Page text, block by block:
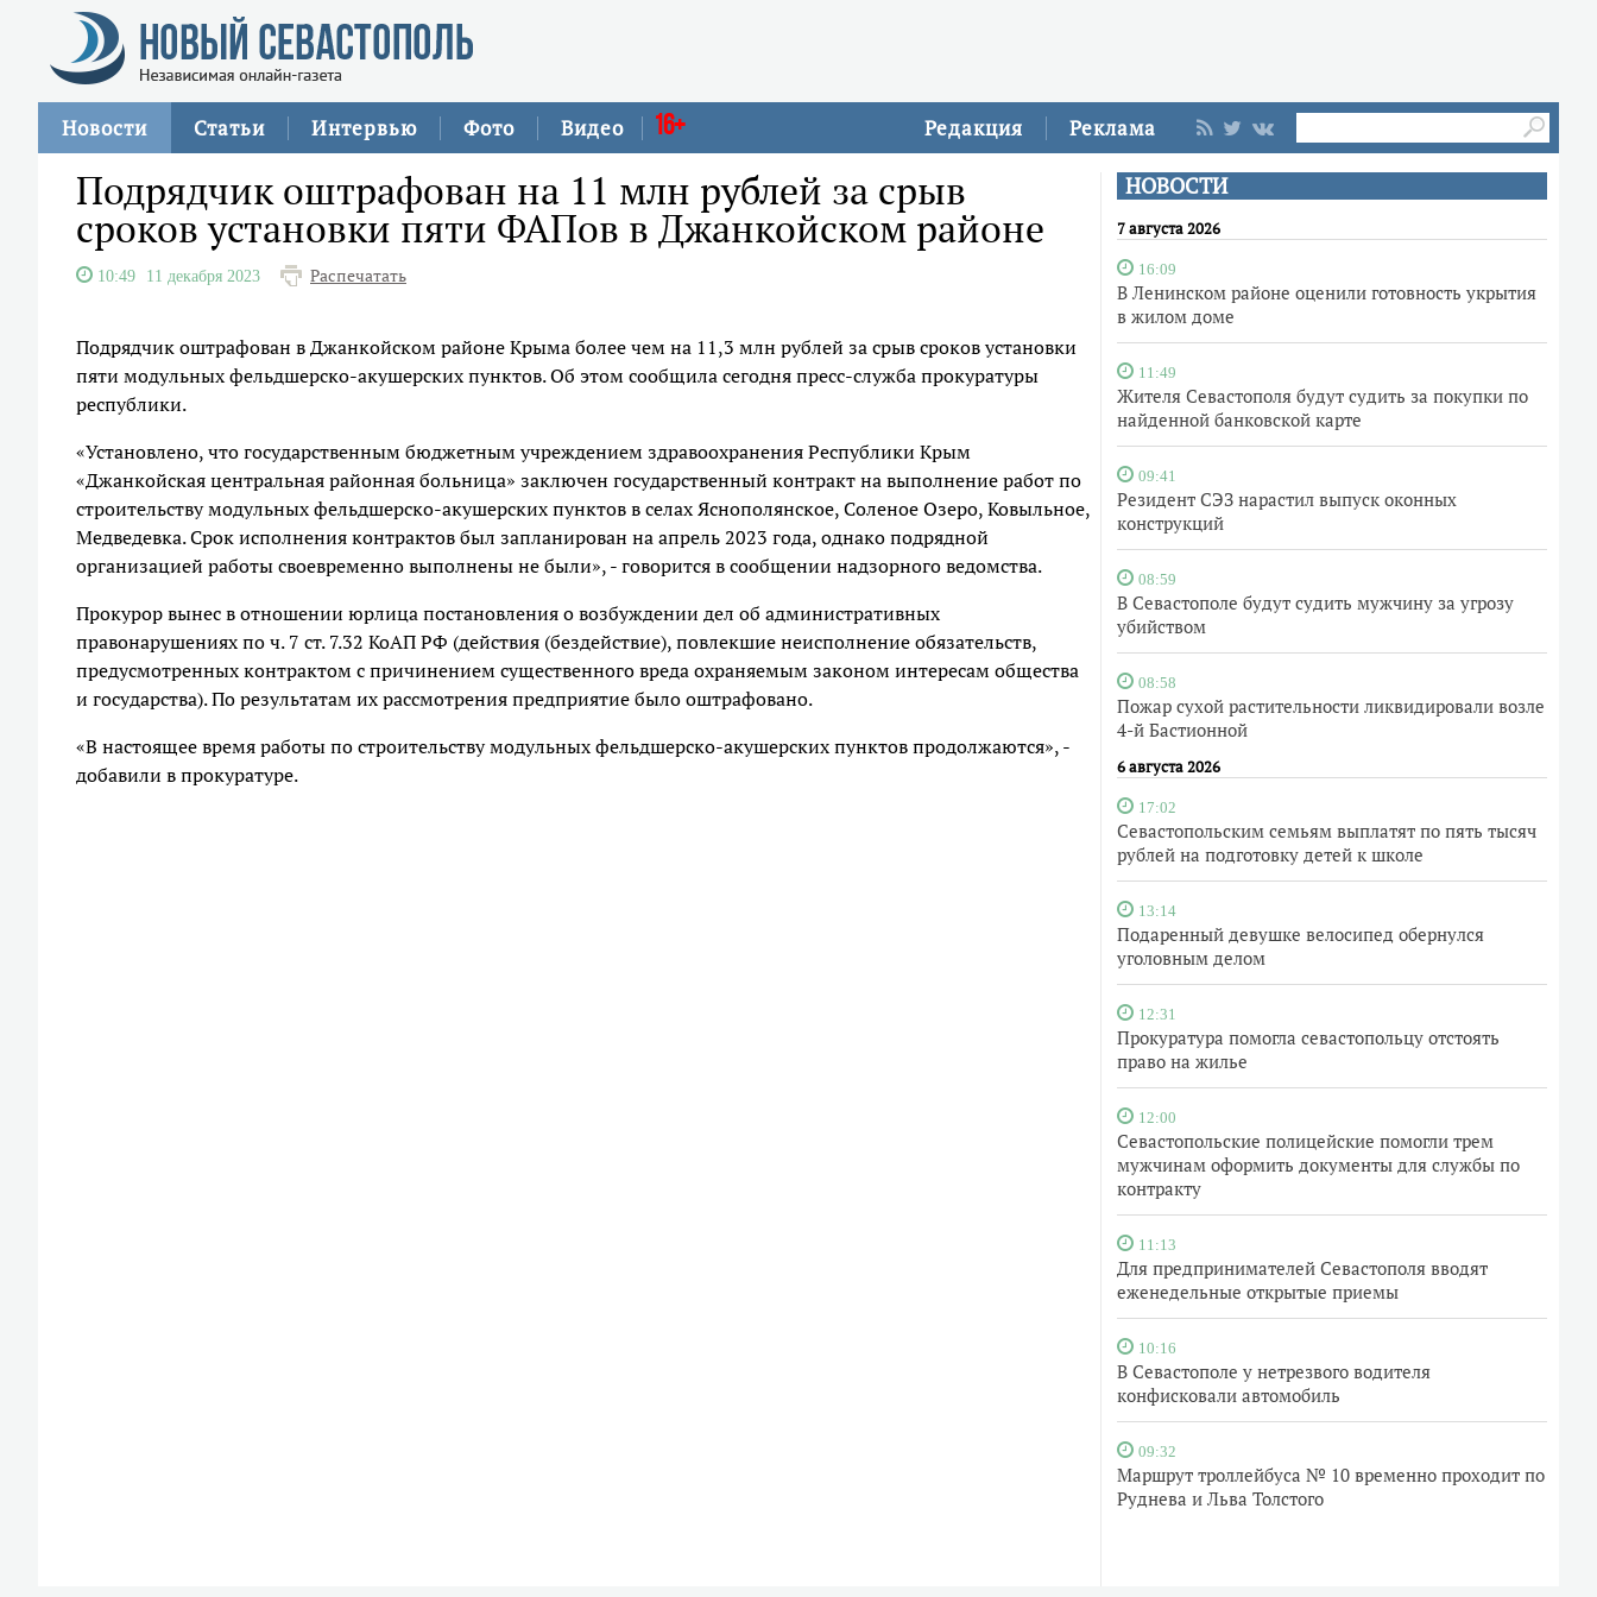
Редакция Реклама
Новости Статьи Интервью Фото Видео 16+
НОВОСТИ
7 августа 2026
16:09
В Ленинском районе оценили готовность укрытия
в жилом доме
11:49
Жителя Севастополя будут судить за покупки по
найденной банковской карте
09:41
Резидент СЭЗ нарастил выпуск оконных
конструкций
08:59
В Севастополе будут судить мужчину за угрозу
убийством
08:58
Пожар сухой растительности ликвидировали возле
4-й Бастионной
6 августа 2026
17:02
Севастопольским семьям выплатят по пять тысяч
рублей на подготовку детей к школе
13:14
Подаренный девушке велосипед обернулся
уголовным делом
12:31
Прокуратура помогла севастопольцу отстоять
право на жилье
12:00
Севастопольские полицейские помогли трем
мужчинам оформить документы для службы по
контракту
11:13
Для предпринимателей Севастополя вводят
еженедельные открытые приемы
10:16
В Севастополе у нетрезвого водителя
конфисковали автомобиль
09:32
Маршрут троллейбуса № 10 временно проходит по
Руднева и Льва Толстого
Подрядчик оштрафован на 11 млн рублей за срыв
сроков установки пяти ФАПов в Джанкойском районе
10:49 11 декабря 2023 Распечатать
Подрядчик оштрафован в Джанкойском районе Крыма более чем на 11,3 млн рублей за срыв сроков установки
пяти модульных фельдшерско-акушерских пунктов. Об этом сообщила сегодня пресс-служба прокуратуры
республики.
«Установлено, что государственным бюджетным учреждением здравоохранения Республики Крым
«Джанкойская центральная районная больница» заключен государственный контракт на выполнение работ по
строительству модульных фельдшерско-акушерских пунктов в селах Яснополянское, Соленое Озеро, Ковыльное,
Медведевка. Срок исполнения контрактов был запланирован на апрель 2023 года, однако подрядной
организацией работы своевременно выполнены не были», - говорится в сообщении надзорного ведомства.
Прокурор вынес в отношении юрлица постановления о возбуждении дел об административных
правонарушениях по ч. 7 ст. 7.32 КоАП РФ (действия (бездействие), повлекшие неисполнение обязательств,
предусмотренных контрактом с причинением существенного вреда охраняемым законом интересам общества
и государства). По результатам их рассмотрения предприятие было оштрафовано.
«В настоящее время работы по строительству модульных фельдшерско-акушерских пунктов продолжаются», -
добавили в прокуратуре.